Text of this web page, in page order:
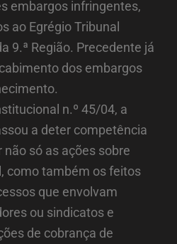
embargos infringentes,
ao Egrégio Tribunal
9.ª Região. Precedente já
dos embargos
n.º 45/04, a
a deter competência
só as ações sobre
como também os feitos
que envolvam
ou sindicatos e
de cobrança de